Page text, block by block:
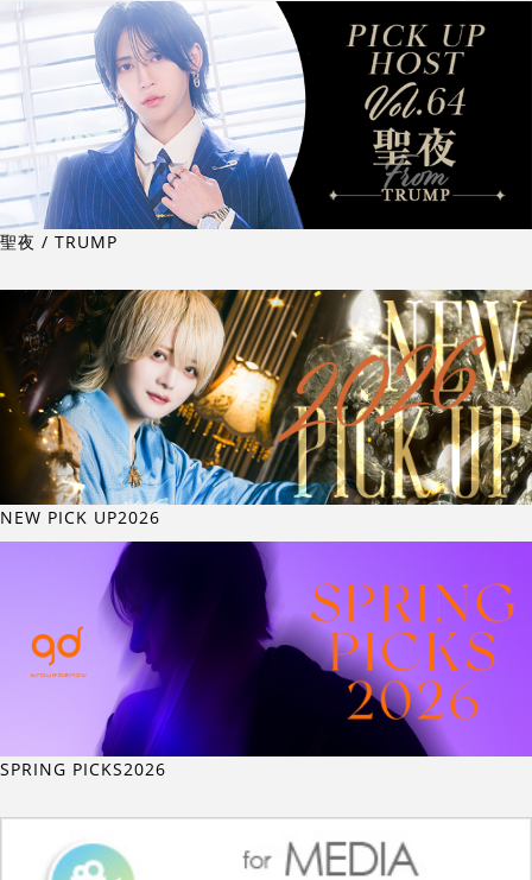
聖夜 / TRUMP
NEW PICK UP2026
SPRING PICKS2026